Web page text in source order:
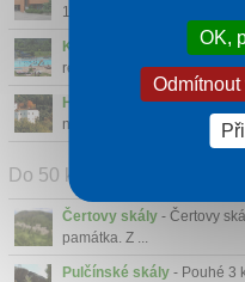
1935 tehdy...
Koupaliště Zelené Zlín-
rekonst...
Hrad Malenovice- Hrad
nejvý...
Do 50 km
Čertovy skály - Čertovy
památka. Z ...
Pulčínské skály - Pouhé 3
OK,